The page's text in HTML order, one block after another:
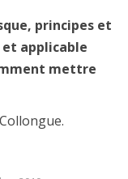
principes et
applicable
mettre